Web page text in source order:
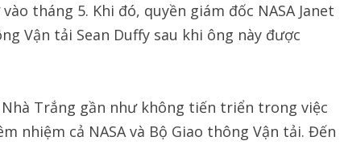
tháng 5. Khi đó, quyền giám đốc NASA Janet
Vận tải Sean Duffy sau khi ông này được
Trắng gần như không tiến triển trong việc
nhiệm cả NASA và Bộ Giao thông Vận tải. Đến